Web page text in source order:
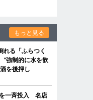
もっと見る
れる「ふらつく
強制的に水を飲
を後押し
一斉投入 名店